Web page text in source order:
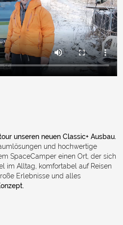
unseren neuen Classic+ Ausbau.
und hochwertige
SpaceCamper einen Ort, der sich
im Alltag, komfortabel auf Reisen
Erlebnisse und alles